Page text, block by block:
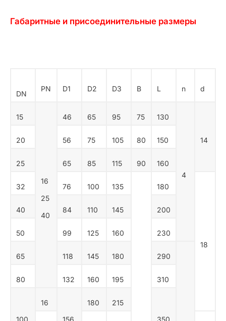
Габаритные и присоединительные размеры
DN
PN D1 D2 D3 В L n d
15
16
25
40
46 65 95 75 130
4
14
20 56 75 105 80 150
25 65 85 115 90 160
32 76 100 135 180
18
40 84 110 145 200
50 99 125 160 230
65 118 145 180 290
80 132 160 195 310
100
16
156
180
215
350